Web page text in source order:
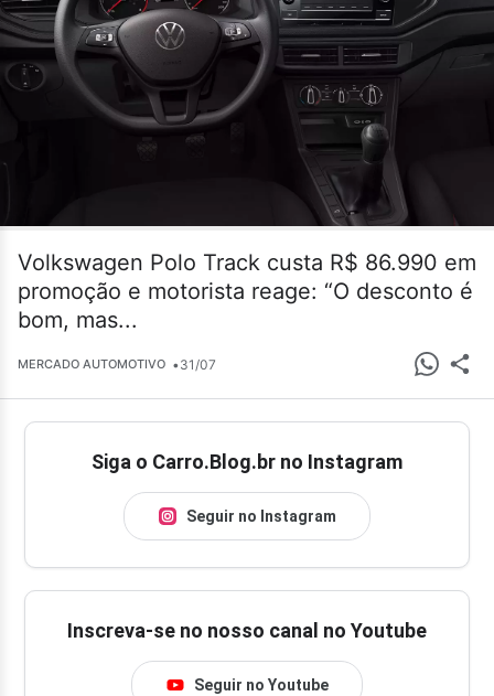
Volkswagen Polo Track custa R$ 86.990 em
promoção e motorista reage: “O desconto é
bom, mas...
MERCADO AUTOMOTIVO •31/07
Siga o Carro.Blog.br no Instagram
Seguir no Instagram
Inscreva-se no nosso canal no Youtube
Seguir no Youtube